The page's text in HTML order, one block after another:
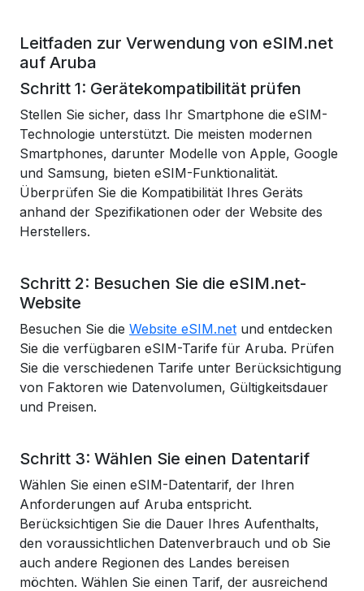
Leitfaden zur Verwendung von eSIM.net
auf Aruba
Schritt 1: Gerätekompatibilität prüfen
Stellen Sie sicher, dass Ihr Smartphone die eSIM-
Technologie unterstützt. Die meisten modernen
Smartphones, darunter Modelle von Apple, Google
und Samsung, bieten eSIM-Funktionalität.
Überprüfen Sie die Kompatibilität Ihres Geräts
anhand der Spezifikationen oder der Website des
Herstellers.
Schritt 2: Besuchen Sie die eSIM.net-
Website
Besuchen Sie die Website eSIM.net und entdecken
Sie die verfügbaren eSIM-Tarife für Aruba. Prüfen
Sie die verschiedenen Tarife unter Berücksichtigung
von Faktoren wie Datenvolumen, Gültigkeitsdauer
und Preisen.
Schritt 3: Wählen Sie einen Datentarif
Wählen Sie einen eSIM-Datentarif, der Ihren
Anforderungen auf Aruba entspricht.
Berücksichtigen Sie die Dauer Ihres Aufenthalts,
den voraussichtlichen Datenverbrauch und ob Sie
auch andere Regionen des Landes bereisen
möchten. Wählen Sie einen Tarif, der ausreichend